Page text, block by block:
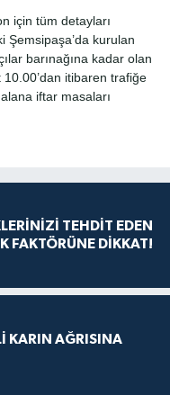
için tüm detayları
Şemsipaşa’da kurulan
barınağına kadar olan
itibaren trafiğe
iftar masaları
TEHDİT EDEN
FAKTÖRÜNE DİKKAT!
KARIN AĞRISINA